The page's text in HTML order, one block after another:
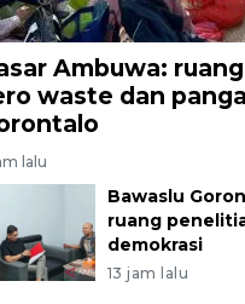
Ambuwa:
waste dan
lalu
Bawaslu
ruang
demokrasi
13 jam lalu